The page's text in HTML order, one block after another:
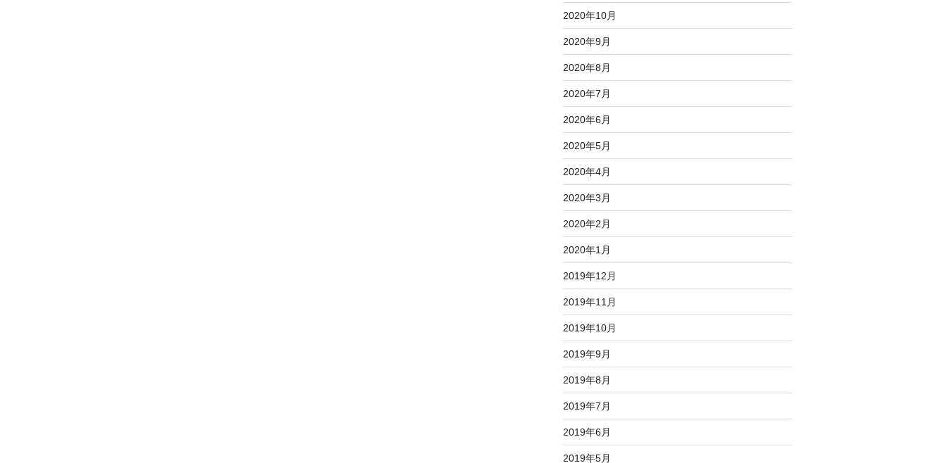
2020年10月
2020年9月
2020年8月
2020年7月
2020年6月
2020年5月
2020年4月
2020年3月
2020年2月
2020年1月
2019年12月
2019年11月
2019年10月
2019年9月
2019年8月
2019年7月
2019年6月
2019年5月